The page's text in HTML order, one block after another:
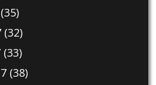
(32)
(33)
(38)